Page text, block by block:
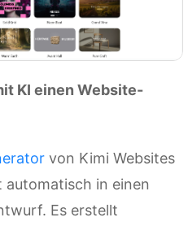
KI einen Website-
von Kimi Websites
in einen
Es erstellt